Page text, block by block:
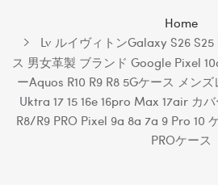
Home
Lv ルイヴィトンGalaxy S26
ス 男女革製 ブランド Google Pixel
ーaquos R10 R9 R8 5Gケース メン
Uktra 17 15 16e 16pro Max 17air カ
R8/R9 PRO Pixel 9a 8a 7a 9 Pro 10
PROケース